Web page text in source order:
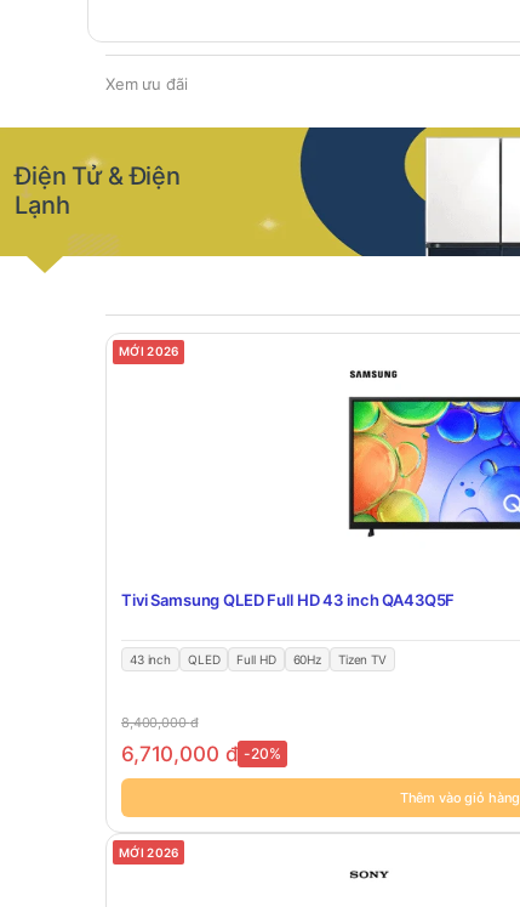
Xem ưu đãi
Điện Tử & Điện
Lạnh
MỚI 2026
Tivi Samsung QLED Full HD 43 inch QA43Q5F
43 inch QLED Full HD 60Hz Tizen TV
8,400,000đ
6,710,000 đ -20%
Thêm vào giỏ hàng
MỚI 2026